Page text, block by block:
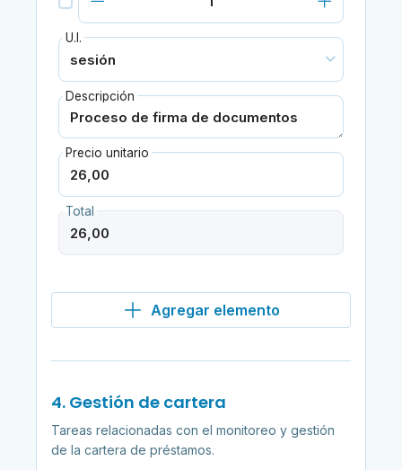
U.I.
Descripción
Precio unitario
Total
Agregar elemento
4. Gestión de cartera
Tareas relacionadas con el monitoreo y gestión
de la cartera de préstamos.